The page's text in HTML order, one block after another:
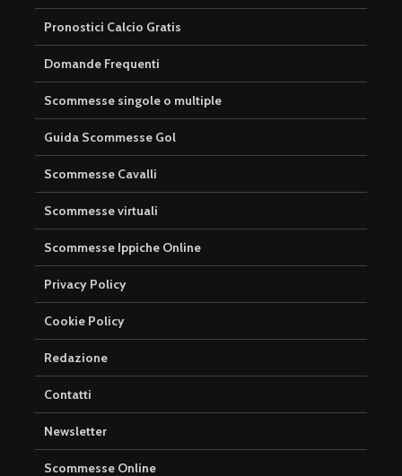
Pronostici Calcio Gratis
Domande Frequenti
Scommesse singole o multiple
Guida Scommesse Gol
Scommesse Cavalli
Scommesse virtuali
Scommesse Ippiche Online
Privacy Policy
Cookie Policy
Redazione
Contatti
Newsletter
Scommesse Online